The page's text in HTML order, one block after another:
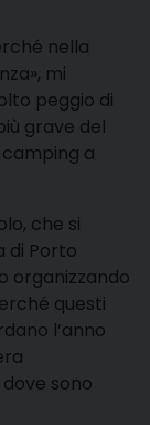
nella
mi
peggio di
grave del
a
che si
di Porto
organizzando
questi
l’anno
sono